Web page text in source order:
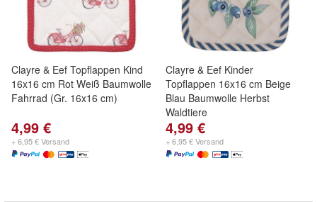
Clayre & Eef Topflappen Kind
16x16 cm Rot Weiß Baumwolle
Fahrrad (Gr. 16x16 cm)
4,99 €
+ 6,95 € Versand
Clayre & Eef Kinder
Topflappen 16x16 cm Beige
Blau Baumwolle Herbst
Waldtiere
4,99 €
+ 6,95 € Versand